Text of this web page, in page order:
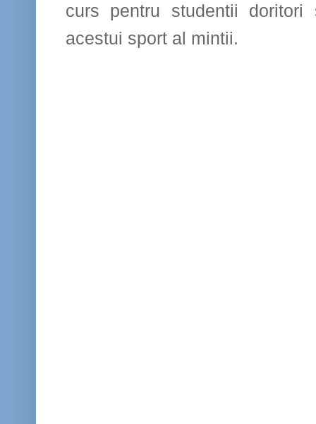
curs pentru studentii
acestui sport al mintii.